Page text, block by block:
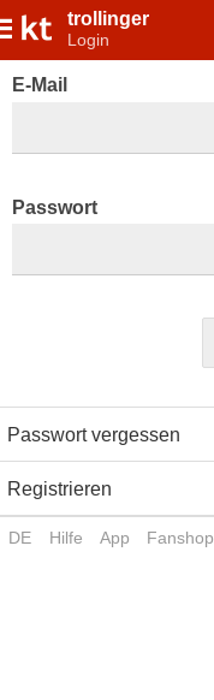
trollinger
Login
E-Mail
Passwort
Passwort vergessen
Registrieren
DE Hilfe App Fanshop